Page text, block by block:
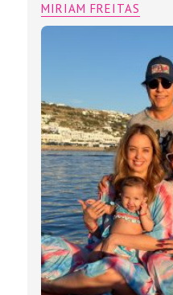
MIRIAM FREITAS